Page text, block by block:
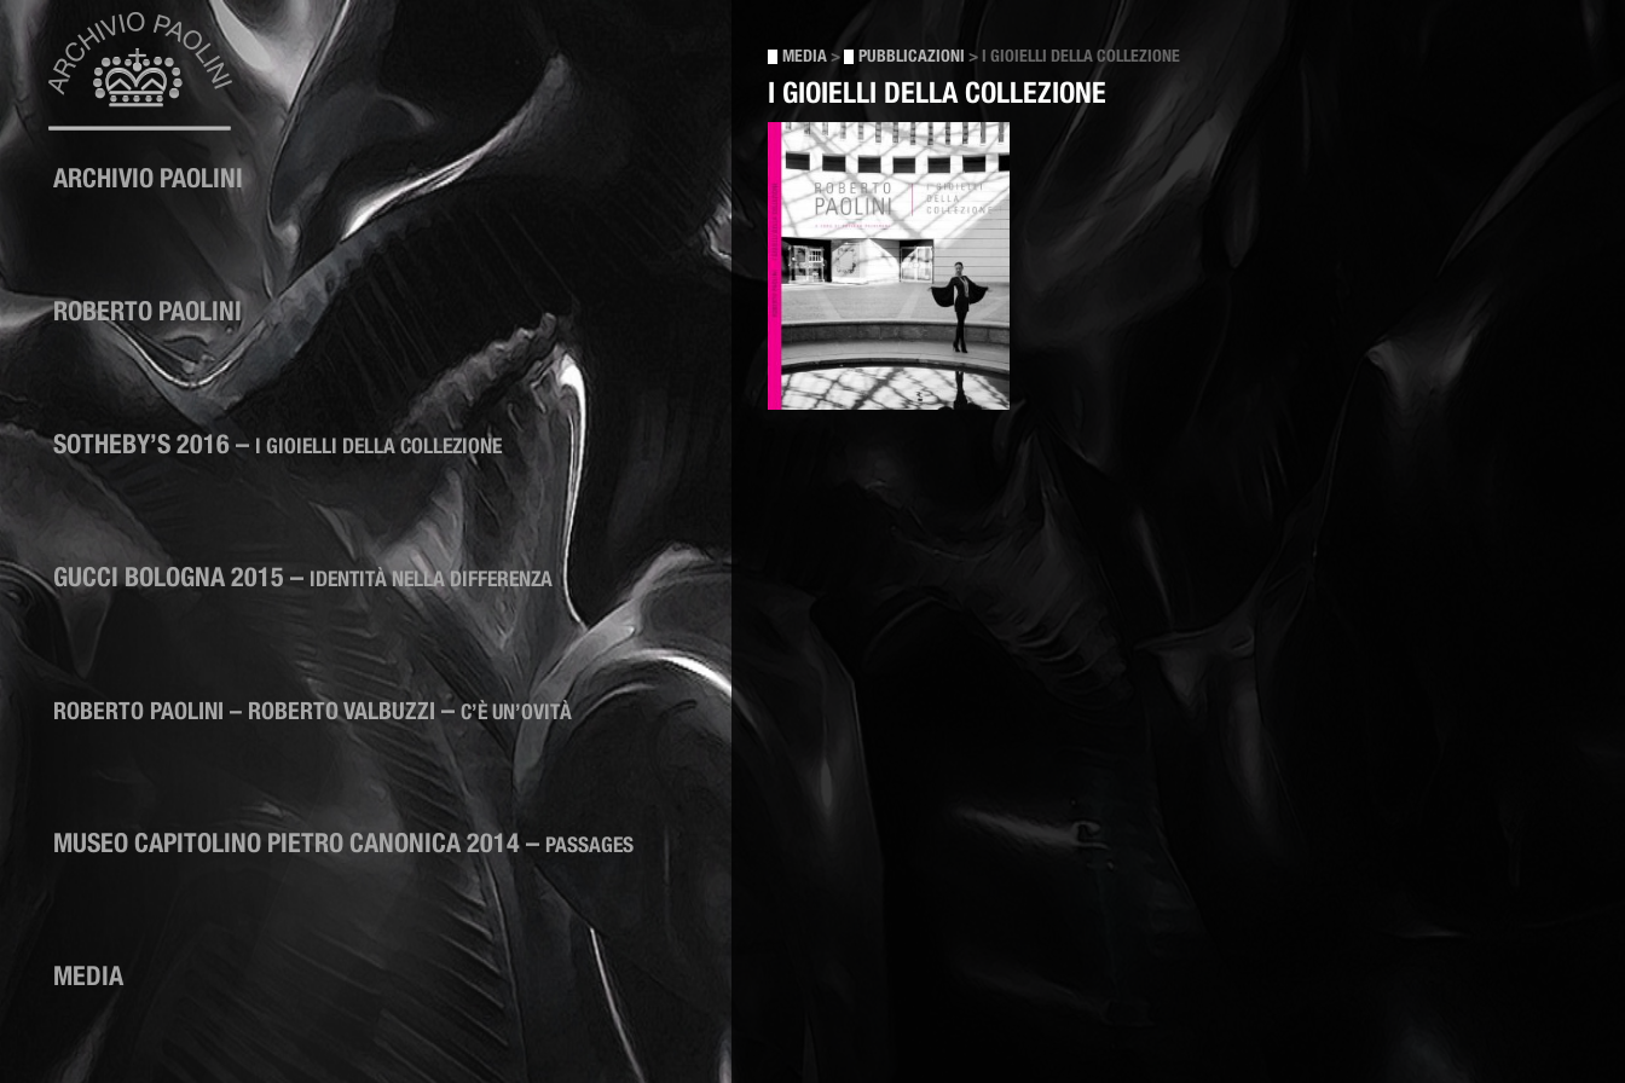
Archivio Paolini
SKIP TO CONTENT
ARCHIVIO PAOLINI
ROBERTO PAOLINI
SOTHEBY’S 2016– I GIOIELLI DELLA COLLEZIONE
GUCCI BOLOGNA 2015 – IDENTITÀ NELLA DIFFERENZA
ROBERTO PAOLINI – ROBERTO VALBUZZI –C’È UN’OVITÀ
MUSEO CAPITOLINO PIETRO CANONICA 2014– PASSAGES
MEDIA
MEDIA> PUBBLICAZIONI > I GIOIELLI DELLA COLLEZIONE
I GIOIELLI DELLA COLLEZIONE